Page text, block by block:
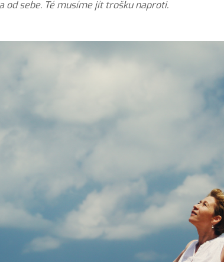
od sebe. Té musíme jít trošku naproti.